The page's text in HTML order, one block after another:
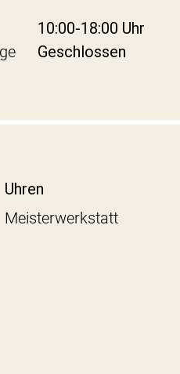
10:00-18:00 Uhr
Geschlossen
Uhren
Meisterwerkstatt